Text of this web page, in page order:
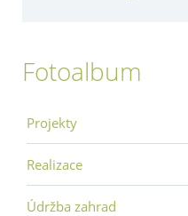
Fotoalbum
Projekty
Realizace
Údržba zahrad